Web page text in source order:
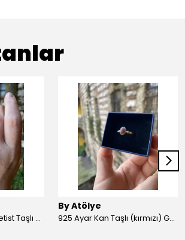
925 Ayar Doğal Ametist Taşlı Yuvarlak Gümüş Yüzük
By Atölye
925 Ayar Kan Taşlı (kırmızı) Gümüş Yüzük